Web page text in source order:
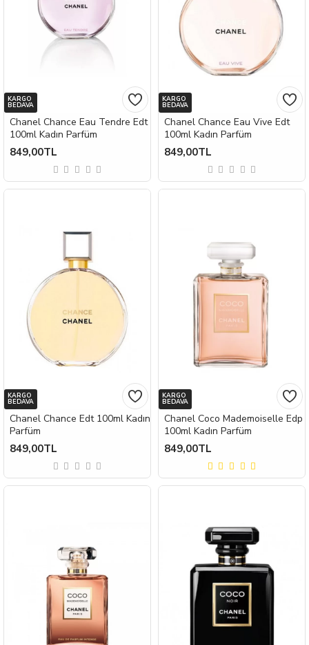
KARGO
BEDAVA
Chanel Chance Eau Tendre Edt
100ml Kadın Parfüm
849,00TL
KARGO
BEDAVA
Chanel Chance Eau Vive Edt
100ml Kadın Parfüm
849,00TL
KARGO
BEDAVA
Chanel Chance Edt 100ml Kadın
Parfüm
849,00TL
KARGO
BEDAVA
Chanel Coco Mademoiselle Edp
100ml Kadın Parfüm
849,00TL